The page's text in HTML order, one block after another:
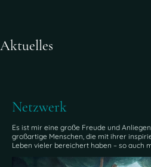
Aktuelles
Netzwerk
Es ist mir eine große Freude und
großartige Menschen, die mit ihrer
Leben vieler bereichert haben – so auch